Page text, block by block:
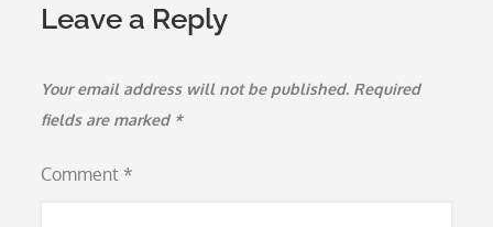
Leave a Reply
Your email address will not be published. Required
fields are marked *
Comment *